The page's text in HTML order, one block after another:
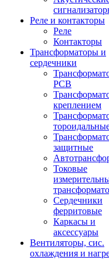
Реле и контакторы
Реле
Контакторы
Трансформаторы и
сердечники
PCB
креплением
защитные
Токовые
Сердечники
ферритовые
Каркасы и
аксессуары
Вентиляторы, сис.
охлаждения и